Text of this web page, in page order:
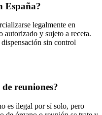
España?
legalmente en
autorizado y sujeto a receta.
sin control
reuniones?
es ilegal por sí solo, pero